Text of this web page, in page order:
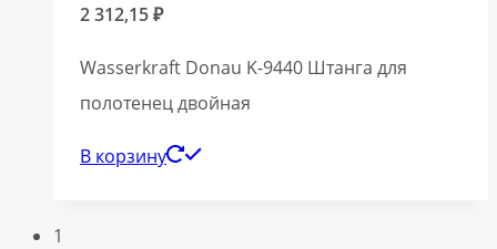
2 312,15₽
Wasserkraft Donau K-9440 Штанга для
полотенец двойная
В корзину
1